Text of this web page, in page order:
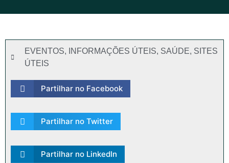
EVENTOS, INFORMAÇÕES ÚTEIS, SAÚDE, SITES
ÚTEIS
Partilhar no Facebook
Partilhar no Twitter
Partilhar no LinkedIn